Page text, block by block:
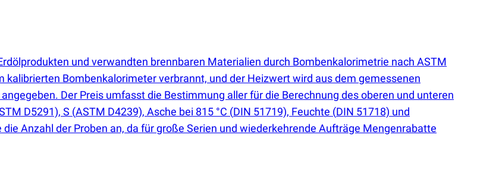
und verwandten brennbaren Materialien durch Bombenkalorimetrie nach ASTM
kalibrierten Bombenkalorimeter verbrannt, und der Heizwert wird aus dem gemessenen
Der Preis umfasst die Bestimmung aller für die Berechnung des oberen und unteren
D5291), S (ASTM D4239), Asche bei 815 °C (DIN 51719), Feuchte (DIN 51718) und
Anzahl der Proben an, da für große Serien und wiederkehrende Aufträge Mengenrabatte